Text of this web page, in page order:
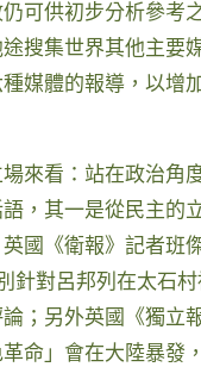
可供初步分析參考
搜集世界其他主要
媒體的報導，以增
來看：站在政治角
，其一是從民主的
國《衛報》記者班
針對呂邦列在太石
；另外英國《獨立
命」會在大陸暴發